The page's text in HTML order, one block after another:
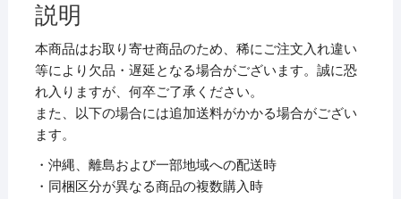
(ク
リ
ア
ス)
(マ
チ
付)
説明
本商品はお取り寄せ商品のため、稀にご注文入れ違い
等により欠品・遅延となる場合がございます。誠に恐
れ入りますが、何卒ご了承ください。
また、以下の場合には追加送料がかかる場合がござい
ます。
・沖縄、離島および一部地域への配送時
・同梱区分が異なる商品の複数購入時